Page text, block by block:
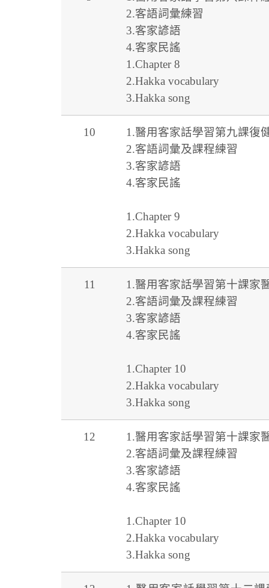
2.客語詞彙練習
3.客家諺語
4.客家民謠
1.Chapter 8
2.Hakka vocabulary
3.Hakka song
10
1.醫用客家話學習第九課復
2.客語詞彙及課程練習
3.客家諺語
4.客家民謠
1.Chapter 9
2.Hakka vocabulary
3.Hakka song
11
1.醫用客家話學習第十課家
2.客語詞彙及課程練習
3.客家諺語
4.客家民謠
1.Chapter 10
2.Hakka vocabulary
3.Hakka song
12
1.醫用客家話學習第十課家
2.客語詞彙及課程練習
3.客家諺語
4.客家民謠
1.Chapter 10
2.Hakka vocabulary
3.Hakka song